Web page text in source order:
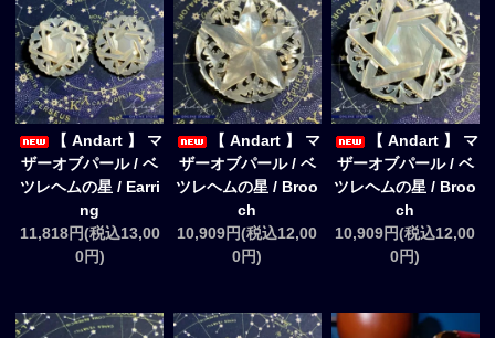
【 Andart 】 マ
ザーオブパール / ベ
ツレヘムの星 / Earri
ng
11,818円(税込13,00
0円)
【 Andart 】 マ
ザーオブパール / ベ
ツレヘムの星 / Broo
ch
10,909円(税込12,00
0円)
【 Andart 】 マ
ザーオブパール / ベ
ツレヘムの星 / Broo
ch
10,909円(税込12,00
0円)